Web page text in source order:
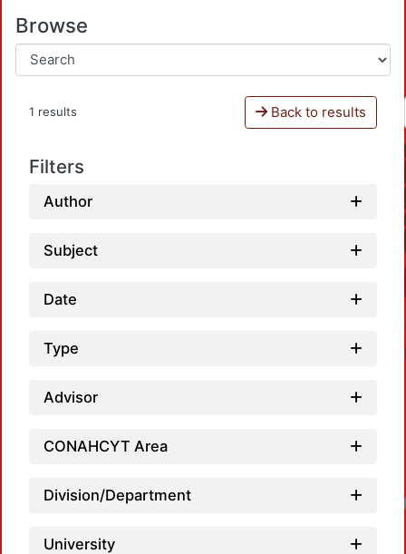
Browse
1 results Back to results
Filters
Author
Subject
Date
Type
Advisor
CONAHCYT Area
Division/Department
University